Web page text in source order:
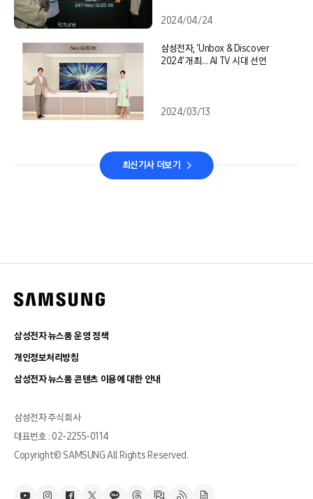
2024/04/24
삼성전자, ‘Unbox & Discover
2024’ 개최… AI TV 시대 선언
2024/03/13
최신기사 더보기
삼성전자 뉴스룸 운영 정책
개인정보처리방침
삼성전자 뉴스룸 콘텐츠 이용에 대한 안내
삼성전자 주식회사
대표번호 : 02-2255-0114
Copyright© SAMSUNG All Rights Reserved.